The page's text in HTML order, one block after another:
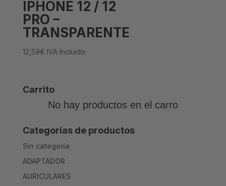
IPHONE 12 / 12
PRO –
TRANSPARENTE
12,59€ IVA Incluido
Carrito
No hay productos en el carro
Categorías de productos
Sin categoría
ADAPTADOR
AURICULARES